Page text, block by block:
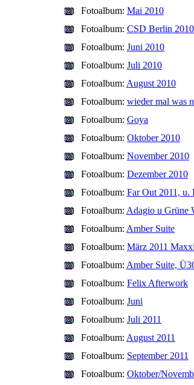
Fotoalbum: Mai 2010
Fotoalbum: CSD Berlin 2010
Fotoalbum: Juni 2010
Fotoalbum: Juli 2010
Fotoalbum: August 2010
Fotoalbum: wieder mal was
Fotoalbum: Goya
Fotoalbum: Oktober 2010
Fotoalbum: November 2010
Fotoalbum: Dezember 2010
Fotoalbum: Far Out 2011, u.
Fotoalbum: Adagio u Grüne
Fotoalbum: Amber Suite
Fotoalbum: März 2011
Fotoalbum: Amber Suite,
Fotoalbum: Felix Afterwork
Fotoalbum: Juni
Fotoalbum: Juli 2011
Fotoalbum: August 2011
Fotoalbum: September 2011
Fotoalbum: Oktober/